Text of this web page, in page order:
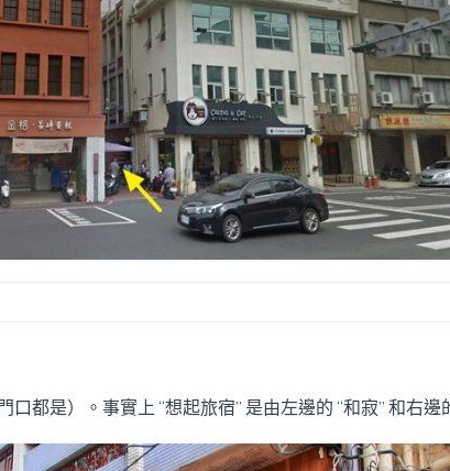
是）。事實上 “想起旅宿” 是由左邊的 “和寂” 和右邊